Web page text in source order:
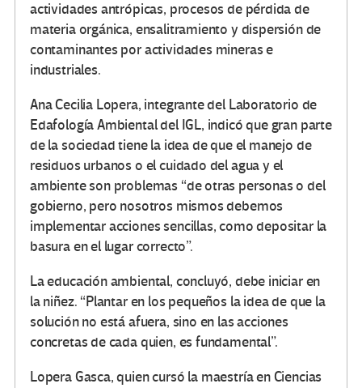
actividades antrópicas, procesos de pérdida de
materia orgánica, ensalitramiento y dispersión de
contaminantes por actividades mineras e
industriales.
Ana Cecilia Lopera, integrante del Laboratorio de
Edafología Ambiental del IGL, indicó que gran parte
de la sociedad tiene la idea de que el manejo de
residuos urbanos o el cuidado del agua y el
ambiente son problemas “de otras personas o del
gobierno, pero nosotros mismos debemos
implementar acciones sencillas, como depositar la
basura en el lugar correcto”.
La educación ambiental, concluyó, debe iniciar en
la niñez. “Plantar en los pequeños la idea de que la
solución no está afuera, sino en las acciones
concretas de cada quien, es fundamental”.
Lopera Gasca, quien cursó la maestría en Ciencias